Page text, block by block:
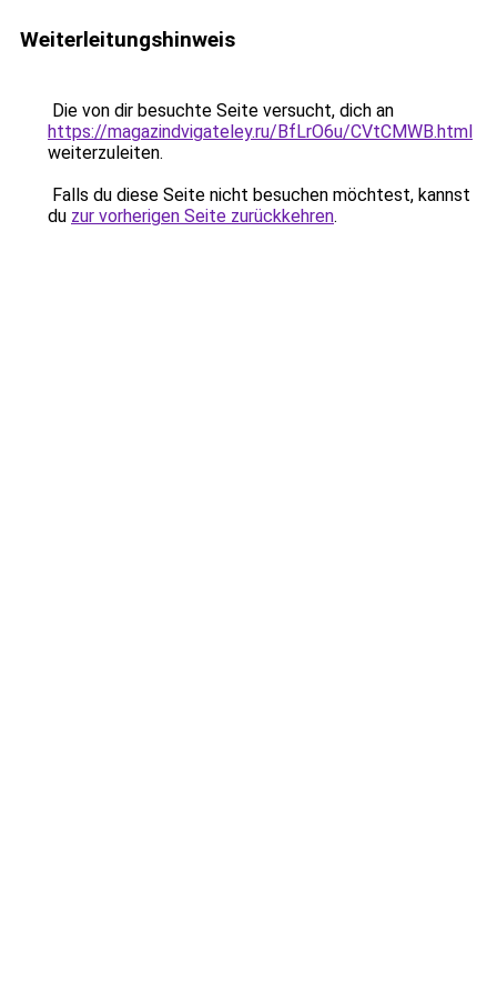
Weiterleitungshinweis
Die von dir besuchte Seite versucht, dich an
https://magazindvigateley.ru/BfLrO6u/CVtCMWB.html
weiterzuleiten.
Falls du diese Seite nicht besuchen möchtest, kannst
du zur vorherigen Seite zurückkehren.